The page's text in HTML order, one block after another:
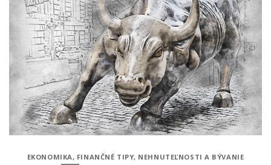
EKONOMIKA, FINANČNÉ TIPY, NEHNUTEĽNOSTI A BÝVANIE